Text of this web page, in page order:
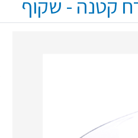
קטנה - שקוף